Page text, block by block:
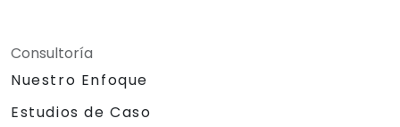
Consultoría
Nuestro Enfoque
Estudios de Caso